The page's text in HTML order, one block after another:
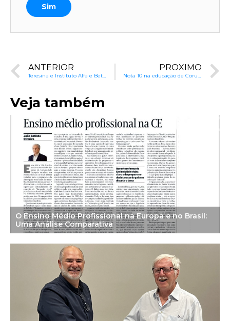
Sim
ANTERIOR PRÓXIMO
Veja também
O Ensino Médio Profissional na Europa e no Brasil:
Uma Análise Comparativa